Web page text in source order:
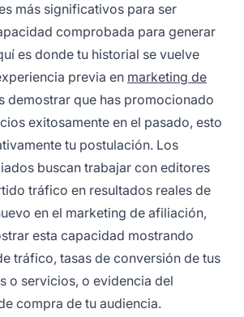
más significativos para ser
comprobada para generar
es donde tu historial se vuelve
previa en marketing de
demostrar que has promocionado
exitosamente en el pasado, esto
tu postulación. Los
buscan trabajar con editores
tráfico en resultados reales de
en el marketing de afiliación,
esta capacidad mostrando
tráfico, tasas de conversión de tus
o servicios, o evidencia del
compra de tu audiencia.